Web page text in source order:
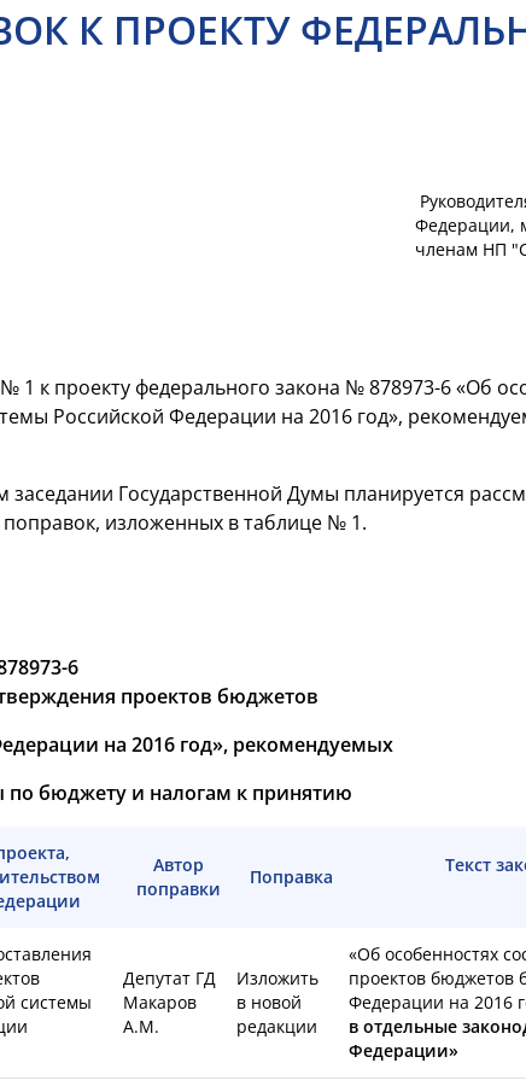
К ПРОЕКТУ
Федерации,
членам НП
к проекту федерального закона № 878973-6 «Об
Российской Федерации на 2016 год»,
заседании Государственной Думы планируется
изложенных в таблице № 1.
6
проектов бюджетов
на 2016 год», рекомендуемых
по бюджету и налогам к принятию
Автор
поправки
Поправка
Текст
системы
Депутат ГД
Макаров
А.М.
Изложить
в новой
редакции
«Об особенностях
проектов бюджетов
Федерации на 2016
в отдельные
Федерации»